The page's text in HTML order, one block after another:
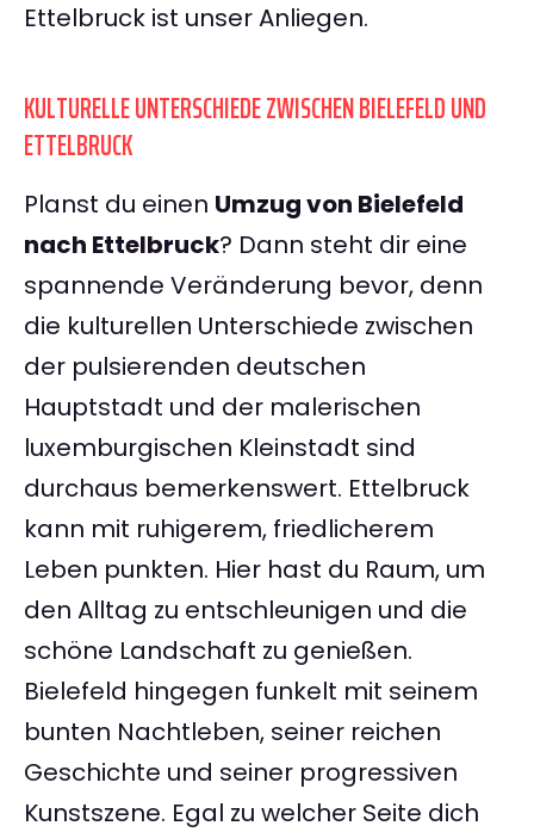
Ettelbruck ist unser Anliegen.
KULTURELLE UNTERSCHIEDE ZWISCHEN BIELEFELD UND
ETTELBRUCK
Planst du einen Umzug von Bielefeld
nach Ettelbruck? Dann steht dir eine
spannende Veränderung bevor, denn
die kulturellen Unterschiede zwischen
der pulsierenden deutschen
Hauptstadt und der malerischen
luxemburgischen Kleinstadt sind
durchaus bemerkenswert. Ettelbruck
kann mit ruhigerem, friedlicherem
Leben punkten. Hier hast du Raum, um
den Alltag zu entschleunigen und die
schöne Landschaft zu genießen.
Bielefeld hingegen funkelt mit seinem
bunten Nachtleben, seiner reichen
Geschichte und seiner progressiven
Kunstszene. Egal zu welcher Seite dich